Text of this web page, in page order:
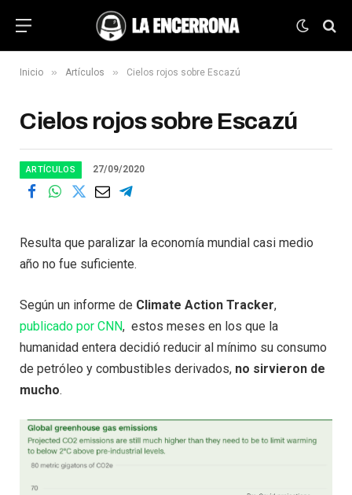
Inicio » Artículos » Cielos rojos sobre Escazú
Cielos rojos sobre Escazú
ARTÍCULOS 27/09/2020
Resulta que paralizar la economía mundial casi medio
año no fue suficiente.
Según un informe de Climate Action Tracker,
publicado por CNN, estos meses en los que la
humanidad entera decidió reducir al mínimo su consumo
de petróleo y combustibles derivados, no sirvieron de
mucho.